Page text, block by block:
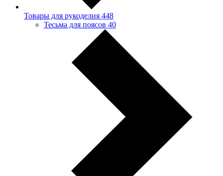
Товары для рукоделия 448
Тесьма для поясов 40